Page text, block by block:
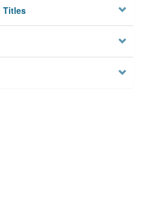
Titles